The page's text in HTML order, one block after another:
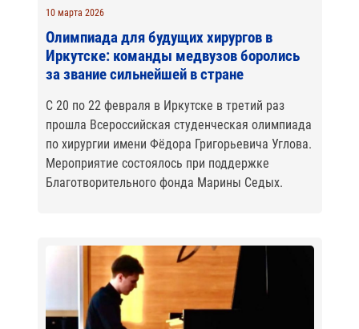
10 марта 2026
Олимпиада для будущих хирургов в
Иркутске: команды медвузов боролись
за звание сильнейшей в стране
С 20 по 22 февраля в Иркутске в третий раз
прошла Всероссийская студенческая олимпиада
по хирургии имени Фёдора Григорьевича Углова.
Мероприятие состоялось при поддержке
Благотворительного фонда Марины Седых.